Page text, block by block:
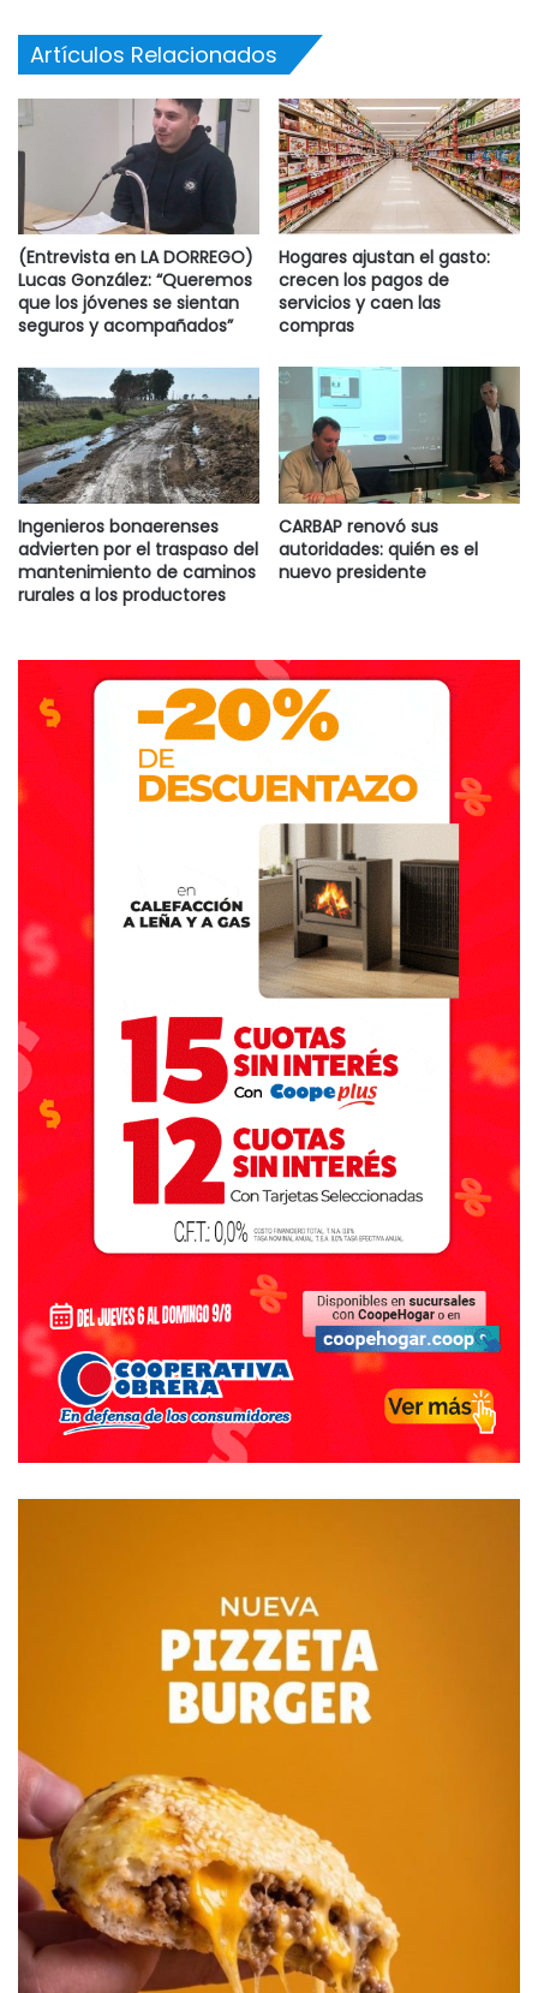
Artículos Relacionados
(Entrevista en LA DORREGO)
Lucas González: “Queremos
que los jóvenes se sientan
seguros y acompañados”
Hogares ajustan el gasto:
crecen los pagos de
servicios y caen las
compras
Ingenieros bonaerenses
advierten por el traspaso del
mantenimiento de caminos
rurales a los productores
CARBAP renovó sus
autoridades: quién es el
nuevo presidente